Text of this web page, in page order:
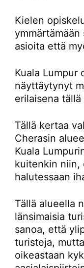
Kielen
ymmärtämään
asioita että
Kuala Lumpur
näyttäytynyt
erilaisena
Tällä kertaa
Cherasin
Kuala
kuitenkin niin,
halutessaan
Tällä alueella
länsimaisia
sanoa, että
turisteja,
oikeastaan